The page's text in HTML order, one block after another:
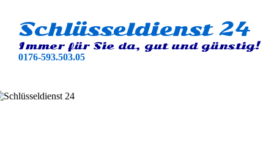
Schlüsseldienst 24
Immer für Sie da, gut und günstig!
0176-593.503.05